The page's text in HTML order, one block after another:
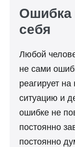
Ошибка
себя
Любой
не сами
реагирует
ситуацию и
ошибке не
постоянно
постоянно